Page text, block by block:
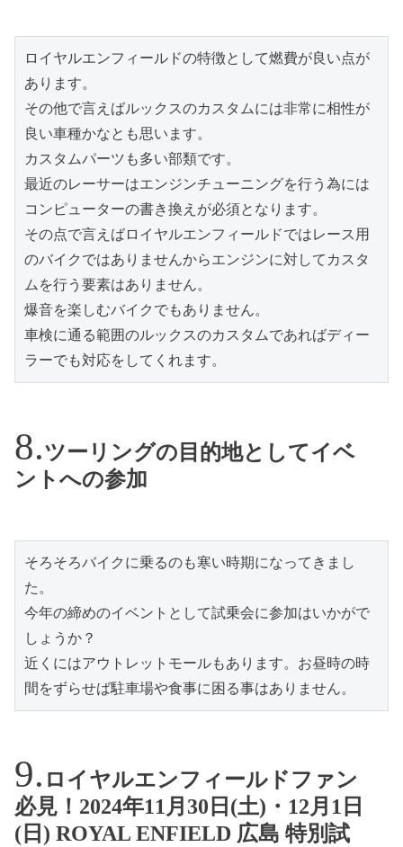
ロイヤルエンフィールドの特徴として燃費が良い点が
あります。
その他で言えばルックスのカスタムには非常に相性が
良い車種かなとも思います。
カスタムパーツも多い部類です。
最近のレーサーはエンジンチューニングを行う為には
コンピューターの書き換えが必須となります。
その点で言えばロイヤルエンフィールドではレース用
のバイクではありませんからエンジンに対してカスタ
ムを行う要素はありません。
爆音を楽しむバイクでもありません。
車検に通る範囲のルックスのカスタムであればディー
ラーでも対応をしてくれます。
ツーリングの目的地としてイベ
ントへの参加
そろそろバイクに乗るのも寒い時期になってきまし
た。
今年の締めのイベントとして試乗会に参加はいかがで
しょうか？
近くにはアウトレットモールもあります。お昼時の時
間をずらせば駐車場や食事に困る事はありません。
ロイヤルエンフィールドファン
必見！2024年11月30日(土)・12月1日
(日) ROYAL ENFIELD 広島 特別試